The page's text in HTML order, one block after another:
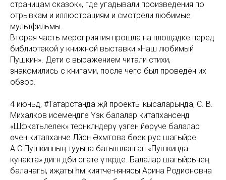
страницам сказок», где угадывали произведения по
отрывкам и иллюстрациям и смотрели любимые
мультфильмы.
Вторая часть мероприятия прошла на площадке перед
библиотекой у книжной выставки «Наш любимый
Пушкин». Дети с выражением читали стихи,
знакомились с книгами, после чего был проведён их
обзор.
4 июньдә, #Татарстанда җәй проекты кысаларында, С. В.
Михалков исемендәге Үзәк балалар китапханәсендә
«Шәфкатьлелек» тернәкләндерү үзәгенә йөрүче балалар
өчен китапханәче Ләйсән Әхмәтова бөек рус шагыйре
А.С.Пушкинның тууына багышланган «Пушкинда
кунакта» дигән әдәби сәгате үткәрде. Балалар шагыйрьнең
балачагы, иҗаты һәм әкиятче-нянясы Арина Родионовна